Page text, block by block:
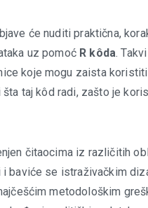
će nuditi praktična,
uz pomoć R kôda.
koje mogu zaista
taj kôd radi, zašto je
čitaocima iz različitih
baviće se istraživačkim
metodološkim